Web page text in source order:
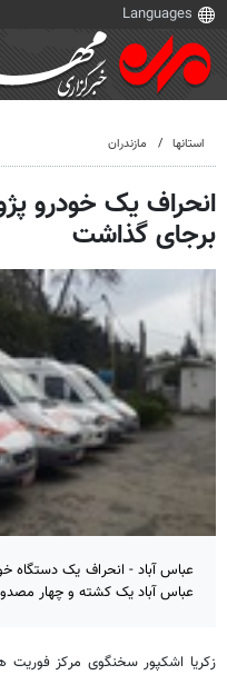
استانها مازندران
برجای گذاشت
عباس آباد - انحراف یک دستگاه
عباس آباد یک کشته و چهار
زکریا اشکپور سخنگوی مرکز فوریت